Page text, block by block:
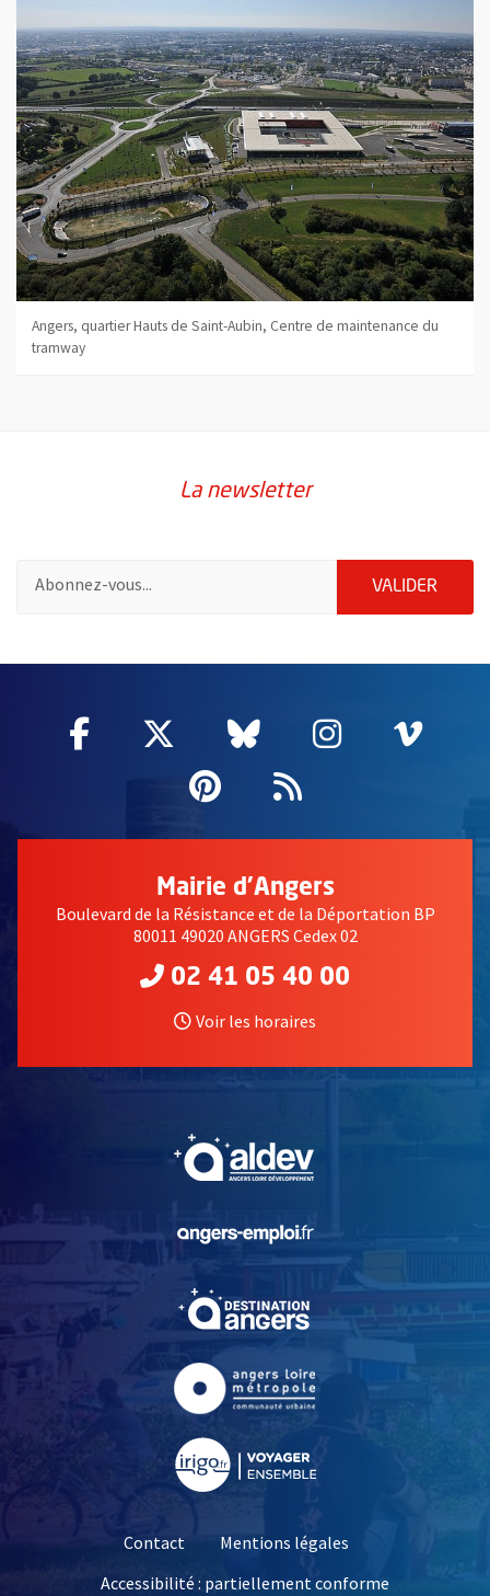
Angers, quartier Hauts de Saint-Aubin, Centre de maintenance du
tramway
La newsletter
VALIDER
Facebook
, Ouvre une nouvelle fenêtre
Twitter
, Ouvre une nouvelle
Bluesky
, Ouvre une
Instagram
, Ouvre
,
Pinterest
, Ouvre une
Flux RSS
Mairie d'Angers
Boulevard de la Résistance et de la Déportation BP
80011 49020 ANGERS Cedex 02
02 41 05 40 00
Voir les horaires
, Ouvre une nouvelle
, Ouvre une nouvelle
Contact
Mentions légales
Accessibilité : partiellement conforme